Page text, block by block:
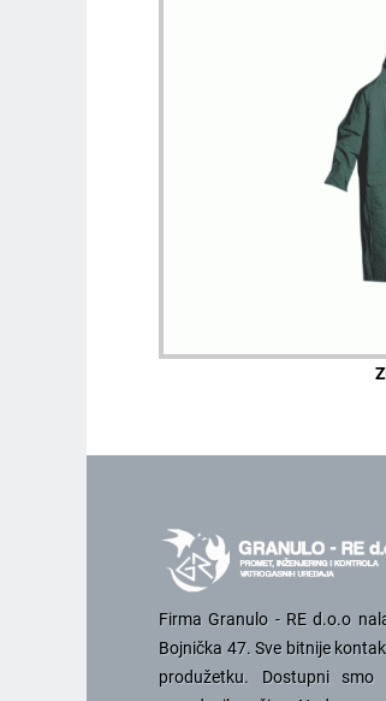
Firma Granulo - RE d.o.o
Bojnička 47. Sve bitnije
produžetku. Dostupni